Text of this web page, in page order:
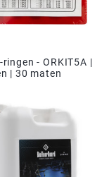
- ORKIT5A |
| 30 maten